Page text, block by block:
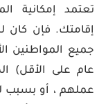
تعتمد إمكانية
إقامتك. فإن كان
جميع المواطنين
عام على الأقل)
عملهم ، أو بسبب